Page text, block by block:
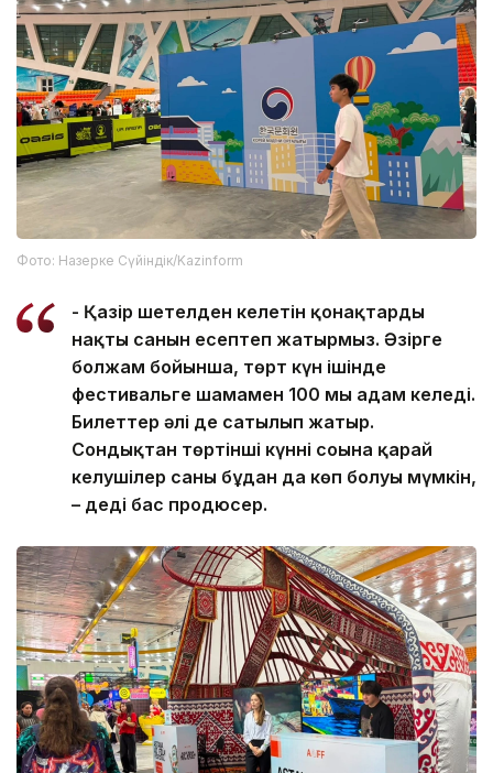
Фото: Назерке Сүйіндік/Kazinform
- Қазір шетелден келетін қонақтардың
нақты санын есептеп жатырмыз. Әзірге
болжам бойынша, төрт күн ішінде
фестивальге шамамен 100 мың адам келеді.
Билеттер әлі де сатылып жатыр.
Сондықтан төртінші күннің соңына қарай
келушілер саны бұдан да көп болуы мүмкін,
– деді бас продюсер.